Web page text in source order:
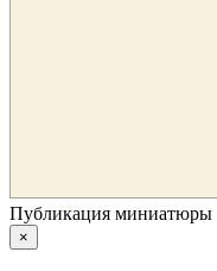
Публикация миниатюры
×